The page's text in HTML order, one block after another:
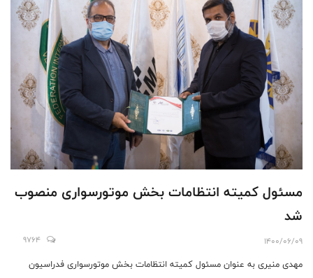
مسئول کمیته انتظامات بخش موتورسواری منصوب
شد
1400/06/09
9764
مهدی منیری به عنوان مسئول کمیته انتظامات بخش موتورسواری فدراسیون